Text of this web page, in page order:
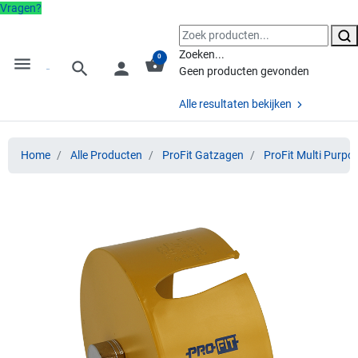
Vragen?
menu search person shopping_basket
0
Zoeken...
Geen producten gevonden
Alle resultaten bekijken
Home Alle Producten ProFit Gatzagen ProFit Multi